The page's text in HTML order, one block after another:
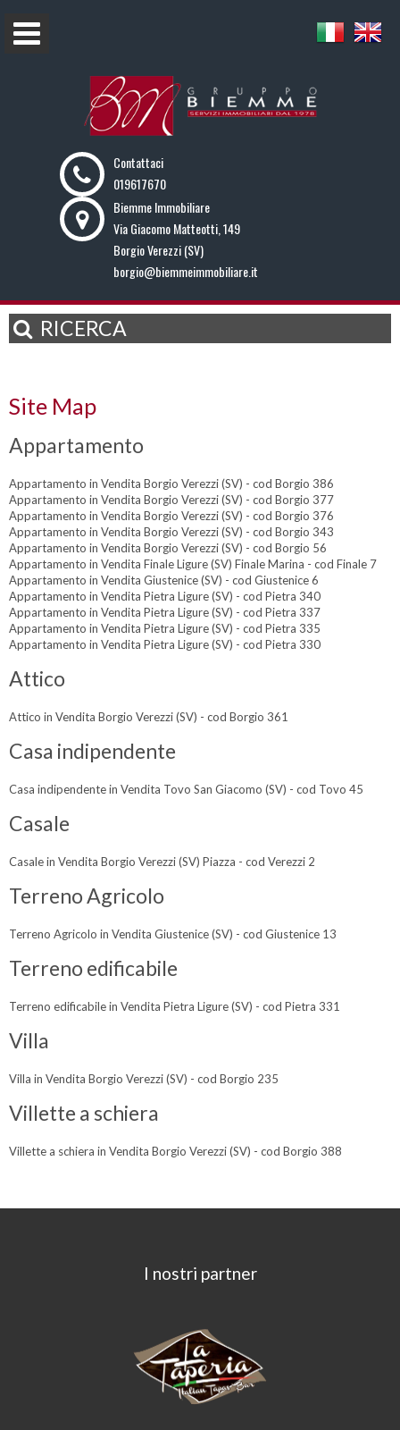
Contattaci
019617670
Biemme Immobiliare
Via Giacomo Matteotti, 149
Borgio Verezzi (SV)
borgio@biemmeimmobiliare.it
RICERCA
Site Map
Appartamento
Appartamento in Vendita Borgio Verezzi (SV) - cod Borgio 386
Appartamento in Vendita Borgio Verezzi (SV) - cod Borgio 377
Appartamento in Vendita Borgio Verezzi (SV) - cod Borgio 376
Appartamento in Vendita Borgio Verezzi (SV) - cod Borgio 343
Appartamento in Vendita Borgio Verezzi (SV) - cod Borgio 56
Appartamento in Vendita Finale Ligure (SV) Finale Marina - cod Finale 7
Appartamento in Vendita Giustenice (SV) - cod Giustenice 6
Appartamento in Vendita Pietra Ligure (SV) - cod Pietra 340
Appartamento in Vendita Pietra Ligure (SV) - cod Pietra 337
Appartamento in Vendita Pietra Ligure (SV) - cod Pietra 335
Appartamento in Vendita Pietra Ligure (SV) - cod Pietra 330
Attico
Attico in Vendita Borgio Verezzi (SV) - cod Borgio 361
Casa indipendente
Casa indipendente in Vendita Tovo San Giacomo (SV) - cod Tovo 45
Casale
Casale in Vendita Borgio Verezzi (SV) Piazza - cod Verezzi 2
Terreno Agricolo
Terreno Agricolo in Vendita Giustenice (SV) - cod Giustenice 13
Terreno edificabile
Terreno edificabile in Vendita Pietra Ligure (SV) - cod Pietra 331
Villa
Villa in Vendita Borgio Verezzi (SV) - cod Borgio 235
Villette a schiera
Villette a schiera in Vendita Borgio Verezzi (SV) - cod Borgio 388
I nostri partner